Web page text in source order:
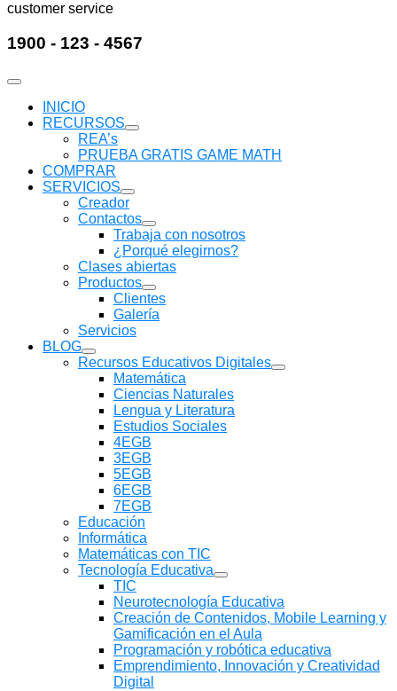
customer service
1900 - 123 - 4567
INICIO
RECURSOS
Mostrar
submenú
REA’s
PRUEBA GRATIS GAME MATH
COMPRAR
SERVICIOS
Mostrar
submenú
Creador
Contactos
Mostrar
submenú
Trabaja con nosotros
¿Porqué elegirnos?
Clases abiertas
Productos
Mostrar
submenú
Clientes
Galería
Servicios
BLOG
Mostrar
submenú
Recursos Educativos Digitales
Mostrar
Matemática
Ciencias Naturales
Lengua y Literatura
Estudios Sociales
4EGB
3EGB
5EGB
6EGB
7EGB
Educación
Informática
Matemáticas con TIC
Tecnología Educativa
Mostrar
submenú
TIC
Neurotecnología Educativa
Creación de Contenidos, Mobile Learning y
Gamificación en el Aula
Programación y robótica educativa
Emprendimiento, Innovación y Creatividad
Digital